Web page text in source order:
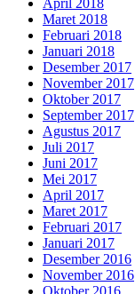
April 2018
Maret 2018
Februari 2018
Januari 2018
Desember 2017
November 2017
Oktober 2017
September 2017
Agustus 2017
Juli 2017
Juni 2017
Mei 2017
April 2017
Maret 2017
Februari 2017
Januari 2017
Desember 2016
November 2016
Oktober 2016